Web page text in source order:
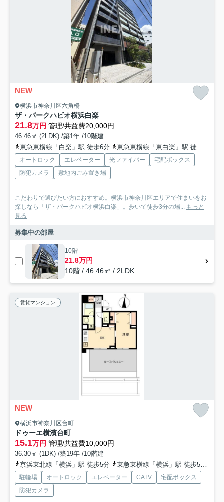
NEW
横浜市神奈川区六角橋
ザ・パークハビオ横浜白楽
21.8万円 管理/共益費20,000円
46.46㎡ (2LDK) /築1年 /10階建
東急東横線「白楽」駅 徒歩6分
東急東横線「東白楽」駅 徒歩8分
オートロック エレベーター 光ファイバー
宅配ボックス
防犯カメラ
敷地内ごみ置き場
こだわりで選びたい方におすすめ。横浜市神奈川区エリアで住まいをお
探しなら「ザ・パークハビオ横浜白楽」。歩いて徒歩3分の場... もっと
見る
募集中の部屋
10階
21.8万円
10階 / 46.46㎡ / 2LDK
賃貸マンション
NEW
横浜市神奈川区台町
ドゥーエ横濱台町
15.1万円 管理/共益費10,000円
36.30㎡ (1DK) /築19年 /10階建
京浜東北線「横浜」駅 徒歩5分
東急東横線「横浜」駅 徒歩5分
駐輪場 オートロック エレベーター CATV
宅配ボックス
防犯カメラ